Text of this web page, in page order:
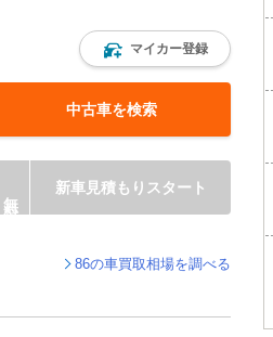
マイカー登録
中古車を検索
新車見積もりスタート
86の車買取相場を調べる